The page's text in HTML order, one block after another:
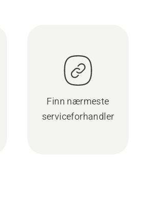
Finn nærmeste
serviceforhandler